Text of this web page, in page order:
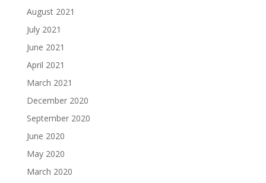
August 2021
July 2021
June 2021
April 2021
March 2021
December 2020
September 2020
June 2020
May 2020
March 2020